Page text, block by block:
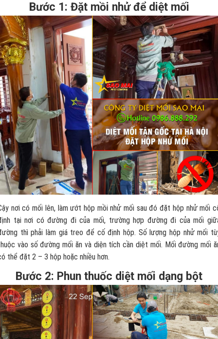
Bước 1: Đặt mồi nhử để diệt mối
nơi có mối lên, làm ướt hộp mồi nhử mối sau đó đặt hộp nhử mối
tại nơi có đường đi của mối, trường hợp đường đi của mối
thì phải làm giá treo để cố định hộp. Số lượng hộp nhử mối
vào số đường mối ăn và diện tích cần diệt mối. Mối đường mối
thể đặt 2 – 3 hộp hoặc nhiều hơn.
Bước 2: Phun thuốc diệt mối dạng bột